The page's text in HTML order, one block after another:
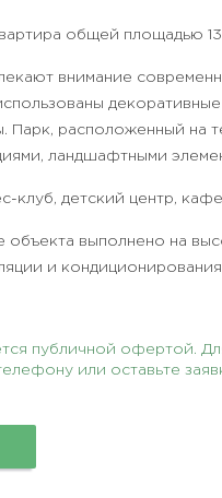
общей площадью
внимание
декоративные
Парк, расположенный на
ландшафтными
клуб, детский центр,
выполнено на
и
публичной офертой.
или оставьте